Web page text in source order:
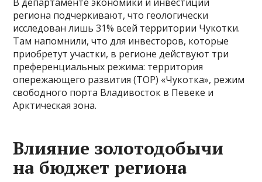
региона подчеркивают, что геологически
исследован лишь 31% всей территории Чукотки.
Там напомнили, что для инвесторов, которые
приобретут участки, в регионе действуют три
преференциальных режима: территория
опережающего развития (ТОР) «Чукотка», режим
свободного порта Владивосток в Певеке и
Арктическая зона.
Влияние золотодобычи
на бюджет региона